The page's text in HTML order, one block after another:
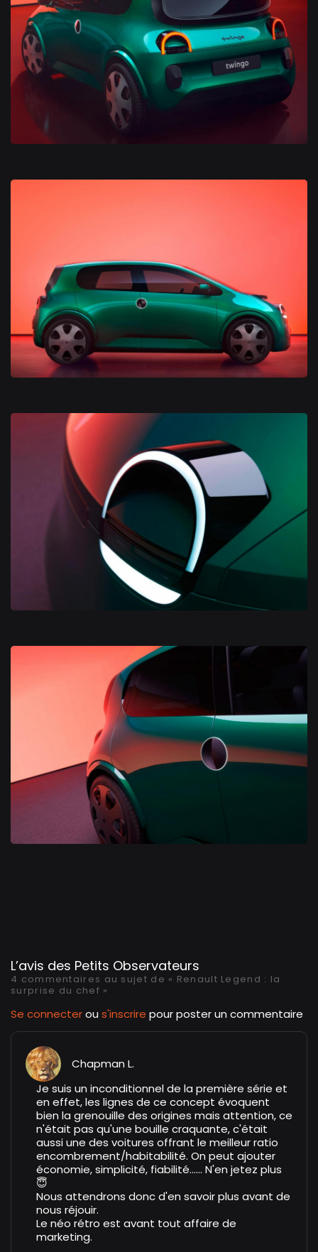
L’avis des Petits Observateurs
4 commentaires au sujet de « Renault Legend : la
surprise du chef »
Se connecterou s'inscrire pour poster un commentaire
Chapman L.
Je suis un inconditionnel de la première série et
en effet, les lignes de ce concept évoquent
bien la grenouille des origines mais attention, ce
n'était pas qu'une bouille craquante, c'était
aussi une des voitures offrant le meilleur ratio
encombrement/habitabilité. On peut ajouter
économie, simplicité, fiabilité...... N'en jetez plus
😇
Nous attendrons donc d'en savoir plus avant de
nous réjouir.
Le néo rétro est avant tout affaire de
marketing.